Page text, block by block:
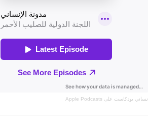
بودكاست على Apple Podcasts